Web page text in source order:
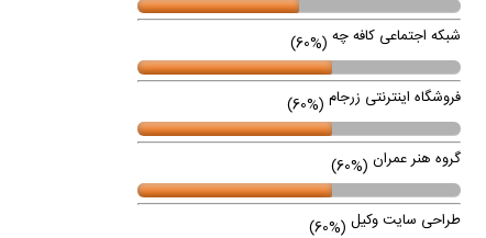
شبکه اجتماعی کافه چه(60%)
فروشگاه اینترنتی زرجام(60%)
گروه هنر عمران(60%)
طراحی سایت وکیل(60%)